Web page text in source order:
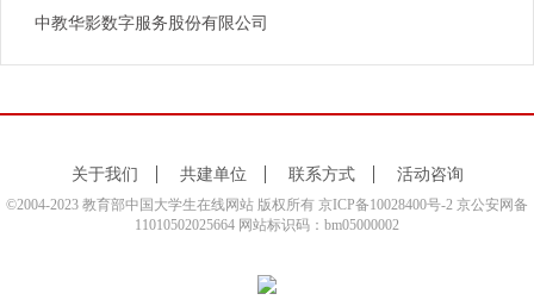
中教华影数字服务股份有限公司
关于我们 共建单位 联系方式 活动咨询
©2004-2023 教育部中国大学生在线网站 版权所有 京ICP备10028400号-2 京公安网备
11010502025664 网站标识码：bm05000002